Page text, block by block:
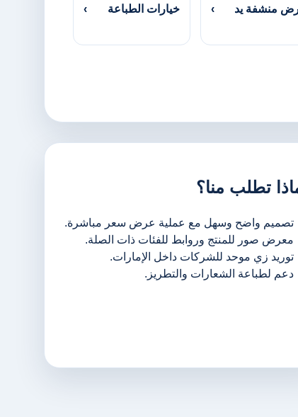
منشفة يد › خيارات الطباعة ›
تطلب منا؟
تصميم واضح وسهل مع عملية عرض سعر مباشرة.
معرض صور للمنتج وروابط للفئات ذات الصلة.
توريد زي موحد للشركات داخل الإمارات.
دعم لطباعة الشعارات والتطريز.